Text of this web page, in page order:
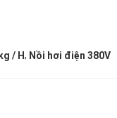
/ H, Nồi hơi điện 380V